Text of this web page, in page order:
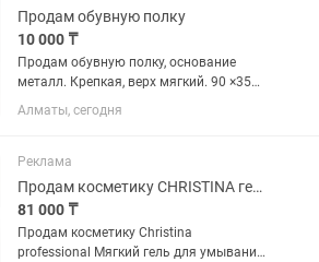
Продам обувную полку
10 000 ₸
Продам обувную полку, основание
металл. Крепкая, верх мягкий. 90 ×35
×48см
Алматы, сегодня
Реклама
Продам косметику CHRISTINA гель, тоник
81 000 ₸
Продам косметику Christina
professional Мягкий гель для умывания